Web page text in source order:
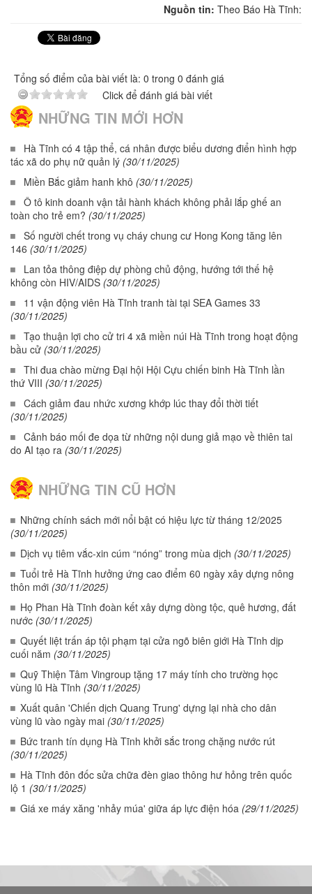
Nguồn tin: Theo Báo Hà Tĩnh:
Tổng số điểm của bài viết là: 0 trong 0 đánh giá
Click để đánh giá bài viết
NHỮNG TIN MỚI HƠN
Hà Tĩnh có 4 tập thể, cá nhân được biểu dương điển hình hợp
tác xã do phụ nữ quản lý (30/11/2025)
Miền Bắc giảm hanh khô (30/11/2025)
Ô tô kinh doanh vận tải hành khách không phải lắp ghế an
toàn cho trẻ em? (30/11/2025)
Số người chết trong vụ cháy chung cư Hong Kong tăng lên
146 (30/11/2025)
Lan tỏa thông điệp dự phòng chủ động, hướng tới thế hệ
không còn HIV/AIDS (30/11/2025)
11 vận động viên Hà Tĩnh tranh tài tại SEA Games 33
(30/11/2025)
Tạo thuận lợi cho cử tri 4 xã miền núi Hà Tĩnh trong hoạt động
bầu cử (30/11/2025)
Thi đua chào mừng Đại hội Hội Cựu chiến binh Hà Tĩnh lần
thứ VIII (30/11/2025)
Cách giảm đau nhức xương khớp lúc thay đổi thời tiết
(30/11/2025)
Cảnh báo mối đe dọa từ những nội dung giả mạo về thiên tai
do AI tạo ra (30/11/2025)
NHỮNG TIN CŨ HƠN
Những chính sách mới nổi bật có hiệu lực từ tháng 12/2025
(30/11/2025)
Dịch vụ tiêm vắc-xin cúm “nóng” trong mùa dịch (30/11/2025)
Tuổi trẻ Hà Tĩnh hưởng ứng cao điểm 60 ngày xây dựng nông
thôn mới (30/11/2025)
Họ Phan Hà Tĩnh đoàn kết xây dựng dòng tộc, quê hương, đất
nước (30/11/2025)
Quyết liệt trấn áp tội phạm tại cửa ngõ biên giới Hà Tĩnh dịp
cuối năm (30/11/2025)
Quỹ Thiện Tâm Vingroup tặng 17 máy tính cho trường học
vùng lũ Hà Tĩnh (30/11/2025)
Xuất quân 'Chiến dịch Quang Trung' dựng lại nhà cho dân
vùng lũ vào ngày mai (30/11/2025)
Bức tranh tín dụng Hà Tĩnh khởi sắc trong chặng nước rút
(30/11/2025)
Hà Tĩnh đôn đốc sửa chữa đèn giao thông hư hỏng trên quốc
lộ 1 (30/11/2025)
Giá xe máy xăng 'nhảy múa' giữa áp lực điện hóa (29/11/2025)